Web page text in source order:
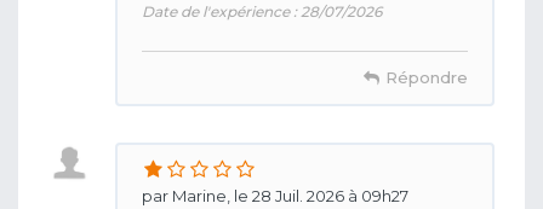
Date de l'expérience : 28/07/2026
Répondre
par Marine, le 28 Juil. 2026 à 09h27